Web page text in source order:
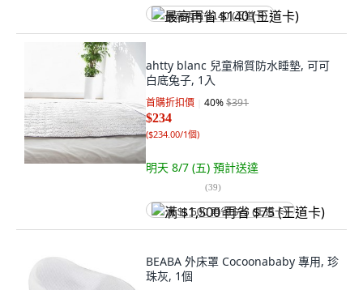
最高再省 $140 (王道卡)
ahtty blanc 兒童棉質防水睡墊, 可可
白底兔子, 1入
首購折扣價 40%$391
$234
($234.00/1個)
明天 8/7 (五) 預計送達
(39)
满 $1,500 再省 $75 (王道卡)
BEABA 外床罩 Cocoonababy 專用, 珍
珠灰, 1個